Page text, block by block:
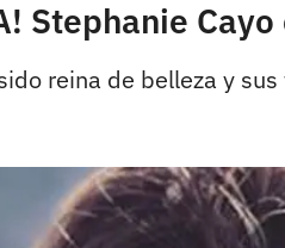
Stephanie
reina de belleza y